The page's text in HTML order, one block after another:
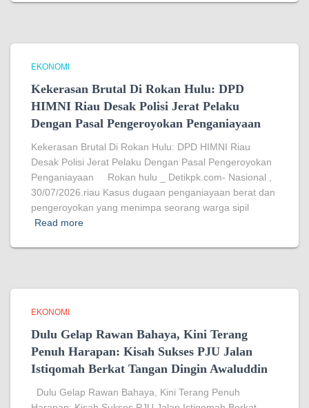
EKONOMI
Kekerasan Brutal Di Rokan Hulu: DPD
HIMNI Riau Desak Polisi Jerat Pelaku
Dengan Pasal Pengeroyokan Penganiayaan
Kekerasan Brutal Di Rokan Hulu: DPD HIMNI Riau
Desak Polisi Jerat Pelaku Dengan Pasal Pengeroyokan
Penganiayaan Rokan hulu _ Detikpk.com- Nasional ,
30/07/2026.riau Kasus dugaan penganiayaan berat dan
pengeroyokan yang menimpa seorang warga sipil
Read more
EKONOMI
Dulu Gelap Rawan Bahaya, Kini Terang
Penuh Harapan: Kisah Sukses PJU Jalan
Istiqomah Berkat Tangan Dingin Awaluddin
Dulu Gelap Rawan Bahaya, Kini Terang Penuh